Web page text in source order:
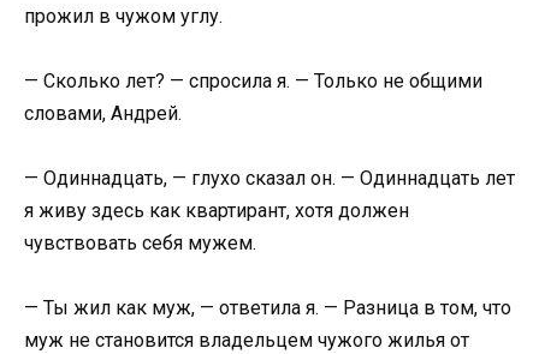
прожил в чужом углу.
— Сколько лет? — спросила я. — Только не общими
словами, Андрей.
— Одиннадцать, — глухо сказал он. — Одиннадцать лет
я живу здесь как квартирант, хотя должен
чувствовать себя мужем.
— Ты жил как муж, — ответила я. — Разница в том, что
муж не становится владельцем чужого жилья от